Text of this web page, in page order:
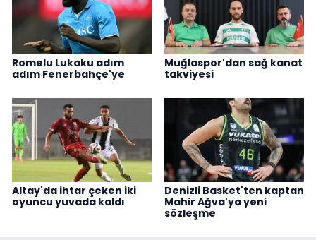
Romelu Lukaku adım
adım Fenerbahçe'ye
Muğlaspor'dan sağ kanat
takviyesi
Altay'da ihtar çeken iki
oyuncu yuvada kaldı
Denizli Basket'ten kaptan
Mahir Ağva'ya yeni
sözleşme